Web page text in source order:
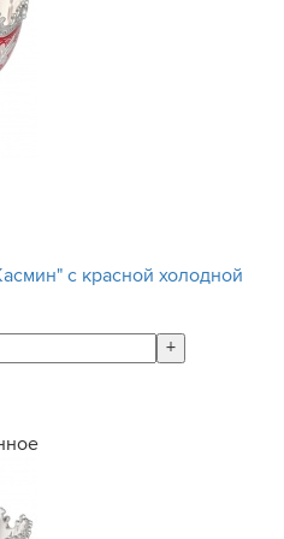
с красной холодной
+